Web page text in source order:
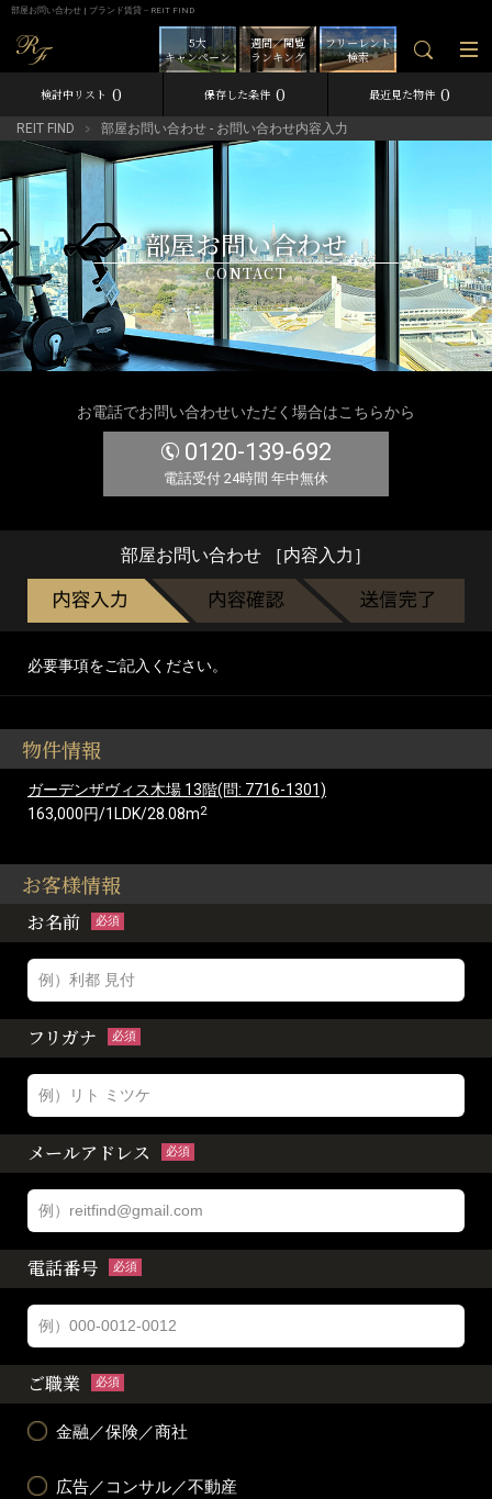
部屋お問い合わせ | ブランド賃貸－REIT FIND
フリーレント
検索
週間／閲覧
ランキング
5大
キャンペーン
検討中リスト 0 保存した条件 0 最近見た物件 0
REIT FIND 部屋お問い合わせ - お問い合わせ内容入力
部屋お問い合わせ
CONTACT
お電話でお問い合わせいただく場合はこちらから
0120-139-692
電話受付 24時間 年中無休
部屋お問い合わせ ［内容入力］
必要事項をご記入ください。
物件情報
ガーデンザヴィス木場 13階(問: 7716-1301)
163,000円/1LDK/28.08m2
お客様情報
お名前 必須
フリガナ 必須
メールアドレス 必須
電話番号 必須
ご職業 必須
金融／保険／商社
広告／コンサル／不動産